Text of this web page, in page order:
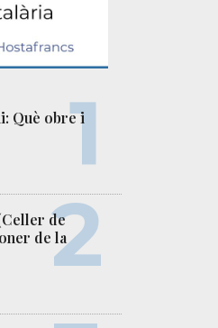
Què obre i
de
de la